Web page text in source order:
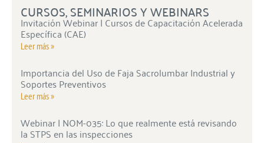
CURSOS, SEMINARIOS Y WEBINARS
Invitación Webinar | Cursos de Capacitación Acelerada
Específica (CAE)
Leer más »
Importancia del Uso de Faja Sacrolumbar Industrial y
Soportes Preventivos
Leer más »
Webinar | NOM-035: Lo que realmente está revisando
la STPS en las inspecciones